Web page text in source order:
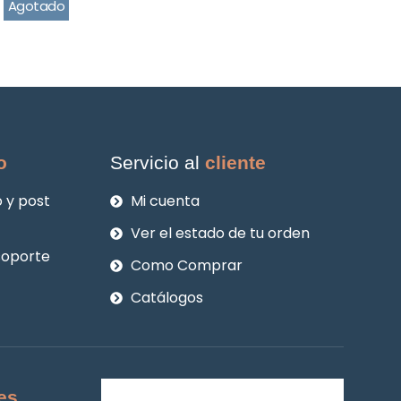
Agotado
y post
Servicio alcliente
Mi cuenta
Ver el estado de tu orden
Como Comprar
Catálogos